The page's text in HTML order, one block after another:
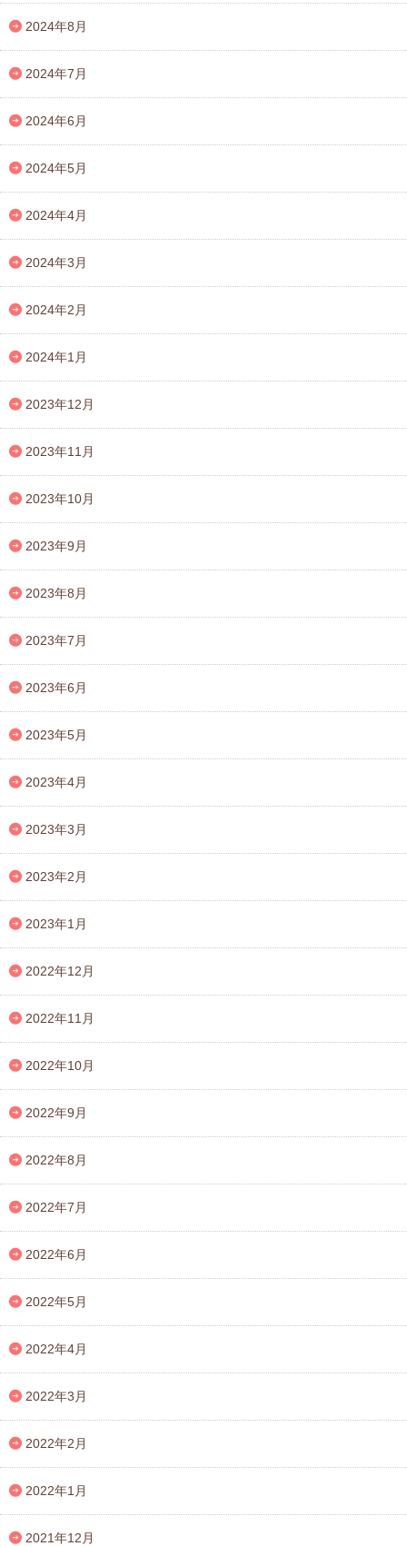
2024年8月
2024年7月
2024年6月
2024年5月
2024年4月
2024年3月
2024年2月
2024年1月
2023年12月
2023年11月
2023年10月
2023年9月
2023年8月
2023年7月
2023年6月
2023年5月
2023年4月
2023年3月
2023年2月
2023年1月
2022年12月
2022年11月
2022年10月
2022年9月
2022年8月
2022年7月
2022年6月
2022年5月
2022年4月
2022年3月
2022年2月
2022年1月
2021年12月